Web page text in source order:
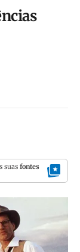
suas fontes